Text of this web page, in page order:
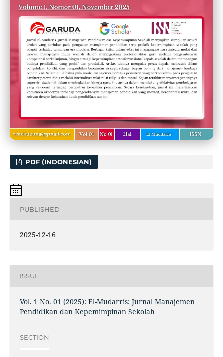
PDF (INDONESIAN)
PUBLISHED
2025-12-16
ISSUE
Vol. 1 No. 01 (2025): El-Mudarris: Jurnal Manajemen
Pendidikan dan Kepemimpinan Sekolah
SECTION